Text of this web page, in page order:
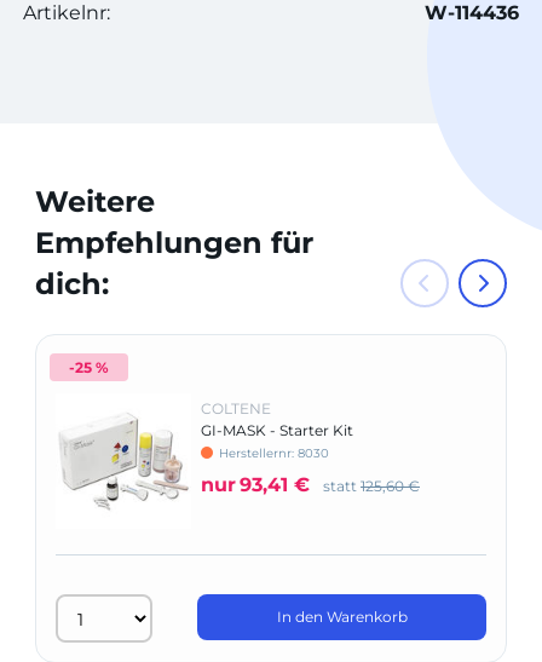
Artikelnr: W-114436
Weitere
Empfehlungen für
dich:
-25 %
COLTENE
GI-MASK - Starter Kit
Herstellernr: 8030
nur93,41 € statt 125,60 €
In den Warenkorb